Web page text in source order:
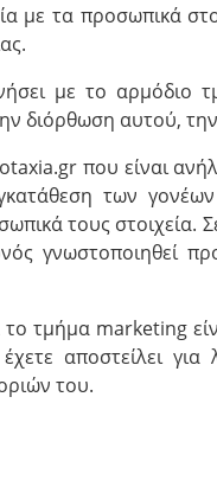
με τα προσωπικά
με το αρμόδιο
διόρθωση αυτού,
που είναι
των
τους στοιχεία.
γνωστοποιηθεί
τμήμα marketing
αποστείλει για
του.